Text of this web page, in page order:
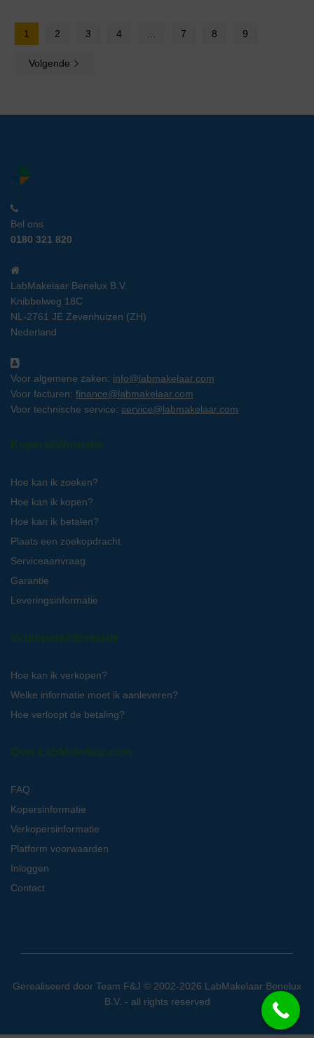
1 2 3 4 7 8 9
Volgende
Bel ons
0180 321 820
LabMakelaar Benelux B.V.
Knibbelweg 18C
NL-2761 JE Zevenhuizen (ZH)
Nederland
Voor algemene zaken: info@labmakelaar.com
Voor facturen: finance@labmakelaar.com
Voor technische service: service@labmakelaar.com
Kopersinformatie
Hoe kan ik zoeken?
Hoe kan ik kopen?
Hoe kan ik betalen?
Plaats een zoekopdracht
Serviceaanvraag
Garantie
Leveringsinformatie
Verkopersinformatie
Hoe kan ik verkopen?
Welke informatie moet ik aanleveren?
Hoe verloopt de betaling?
Over LabMakelaar.com
FAQ
Kopersinformatie
Verkopersinformatie
Platform voorwaarden
Inloggen
Contact
Gerealiseerd door Team F&J © 2002-2026 LabMakelaar Benelux
B.V. - all rights reserved